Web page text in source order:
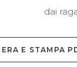
dai
E STAMPA